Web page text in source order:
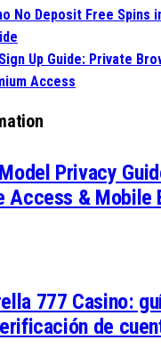
No Deposit Free Spins
Up Guide: Private
Access
Privacy
Access & Mobile
777 Casino:
de